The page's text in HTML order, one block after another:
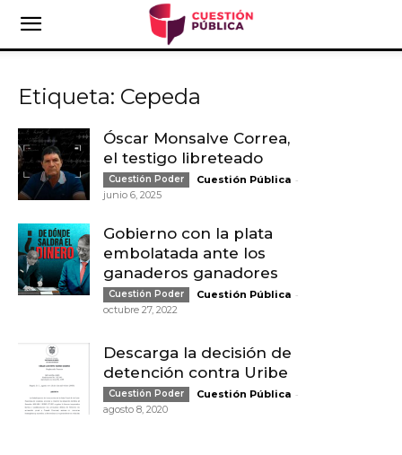
Etiqueta: Cepeda
Óscar Monsalve Correa,
el testigo libreteado
Cuestión Poder Cuestión Pública -
junio 6, 2025
Gobierno con la plata
embolatada ante los
ganaderos ganadores
Cuestión Poder Cuestión Pública -
octubre 27, 2022
Descarga la decisión de
detención contra Uribe
Cuestión Poder Cuestión Pública -
agosto 8, 2020